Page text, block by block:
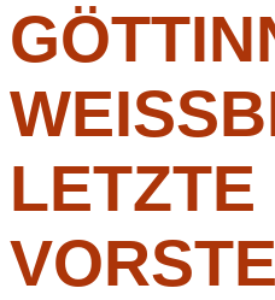
ETZTE V